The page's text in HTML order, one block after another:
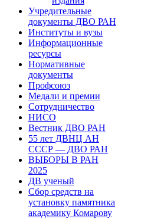
Учредительные
документы ДВО РАН
Институты и вузы
Информационные
ресурсы
Нормативные
документы
Профсоюз
Медали и премии
Сотрудничество
НИСО
Вестник ДВО РАН
55 лет ДВНЦ АН
СССР — ДВО РАН
ВЫБОРЫ В РАН
2025
ДВ ученый
Сбор средств на
установку памятника
академику Комарову